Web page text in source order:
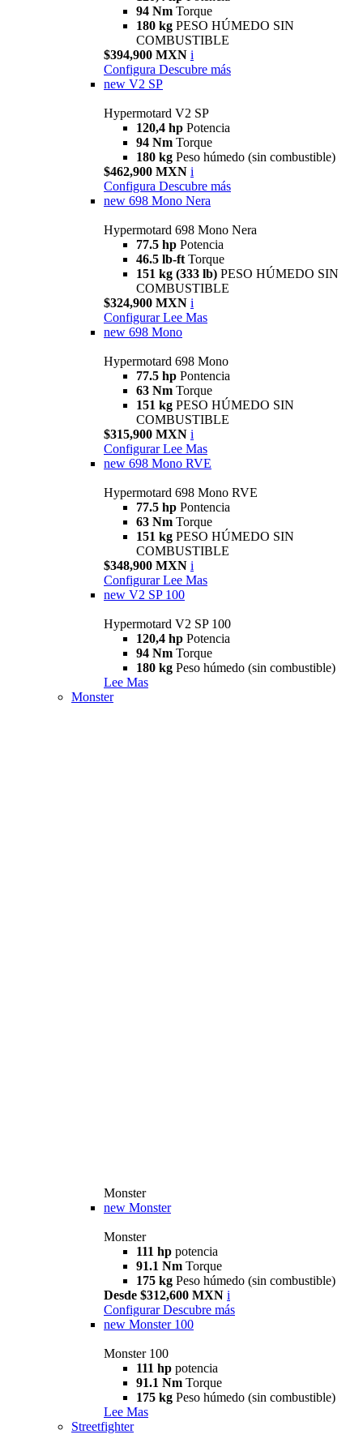
94 Nm Torque
180 kg PESO HÚMEDO SIN
COMBUSTIBLE
$394,900 MXN i
Configura Descubre más
new V2 SP
Hypermotard V2 SP
120,4 hp Potencia
94 Nm Torque
180 kg Peso húmedo (sin combustible)
$462,900 MXN i
Configura Descubre más
new 698 Mono Nera
Hypermotard 698 Mono Nera
77.5 hp Potencia
46.5 lb-ft Torque
151 kg (333 lb) PESO HÚMEDO SIN
COMBUSTIBLE
$324,900 MXN i
Configurar Lee Mas
new 698 Mono
Hypermotard 698 Mono
77.5 hp Pontencia
63 Nm Torque
151 kg PESO HÚMEDO SIN
COMBUSTIBLE
$315,900 MXN i
Configurar Lee Mas
new 698 Mono RVE
Hypermotard 698 Mono RVE
77.5 hp Pontencia
63 Nm Torque
151 kg PESO HÚMEDO SIN
COMBUSTIBLE
$348,900 MXN i
Configurar Lee Mas
new V2 SP 100
Hypermotard V2 SP 100
120,4 hp Potencia
94 Nm Torque
180 kg Peso húmedo (sin combustible)
Lee Mas
Monster
Monster
new Monster
Monster
111 hp potencia
91.1 Nm Torque
175 kg Peso húmedo (sin combustible)
Desde $312,600 MXN i
Configurar Descubre más
new Monster 100
Monster 100
111 hp potencia
91.1 Nm Torque
175 kg Peso húmedo (sin combustible)
Lee Mas
Streetfighter